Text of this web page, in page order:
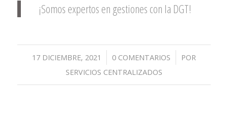
¡Somos expertos en gestiones con la DGT!
17 DICIEMBRE, 2021
/ 0 COMENTARIOS
/
POR
SERVICIOS CENTRALIZADOS